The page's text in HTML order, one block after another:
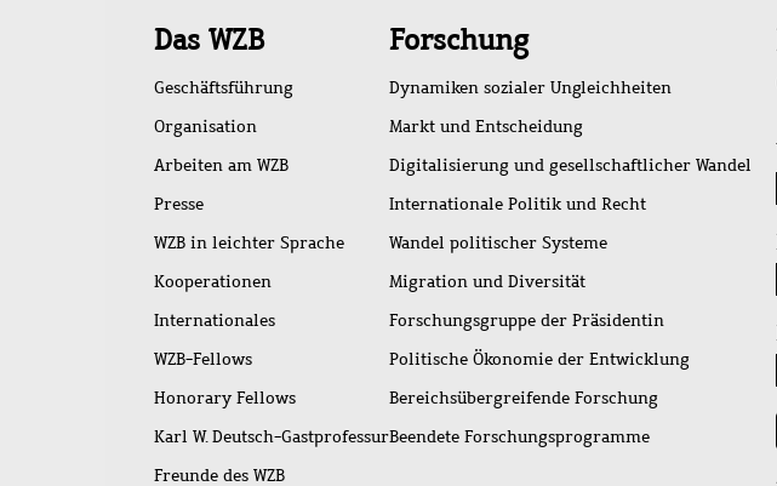
Schnellzugriff
Das WZB
Geschäftsführung
Organisation
Arbeiten am WZB
Presse
WZB in leichter Sprache
Kooperationen
Internationales
WZB-Fellows
Honorary Fellows
Karl W. Deutsch-Gastprofessur
Freunde des WZB
Forschung
Dynamiken sozialer Ungleichheiten
Markt und Entscheidung
Digitalisierung und gesellschaftlicher Wandel
Internationale Politik und Recht
Wandel politischer Systeme
Migration und Diversität
Forschungsgruppe der Präsidentin
Politische Ökonomie der Entwicklung
Bereichsübergreifende Forschung
Beendete Forschungsprogramme